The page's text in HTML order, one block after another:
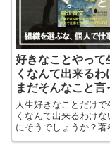
好きなことやって
くなんて出来るわ
まだそんなこと言
の？
【好きなことだけ
いく。】
人生好きなことだけで
くなんて出来るわけな
にそうでしょうか？著
している「好きなこと